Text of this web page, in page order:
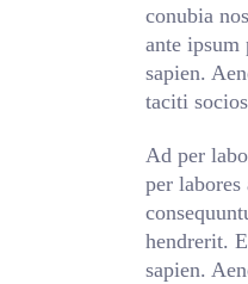
conubia
ante
sapien.
taciti
Ad per
per
hendrerit.
sapien.